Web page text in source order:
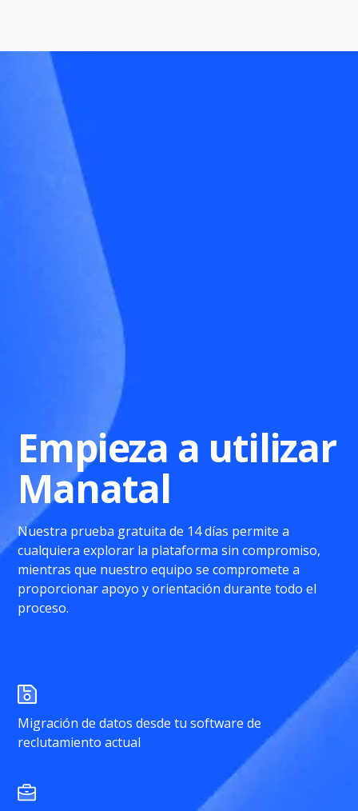
Empieza a utilizar
Manatal
Nuestra prueba gratuita de 14 días permite a
cualquiera explorar la plataforma sin compromiso,
mientras que nuestro equipo se compromete a
proporcionar apoyo y orientación durante todo el
proceso.
Migración de datos desde tu software de
reclutamiento actual